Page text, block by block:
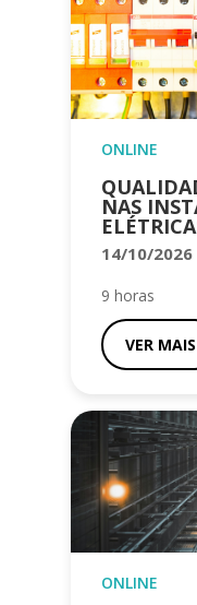
ONLINE
NAS
14/10/2026
9 horas
VER MAIS
ONLINE